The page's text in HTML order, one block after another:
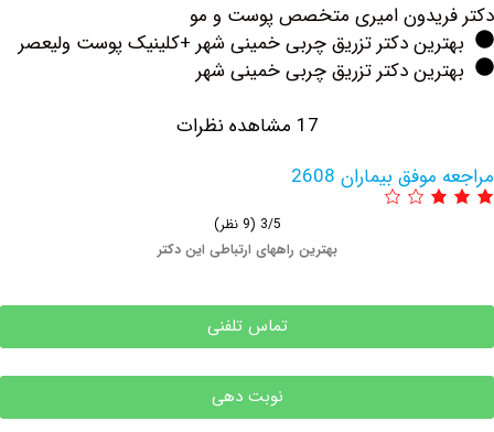
امیری متخصص پوست و مو
دکتر تزریق چربی خمینی شهر +کلینیک پوست ولیعصر
دکتر تزریق چربی خمینی شهر
بیماران 2608
بهترین راههای ارتباطی این دکتر
تماس تلفنی
نوبت دهی